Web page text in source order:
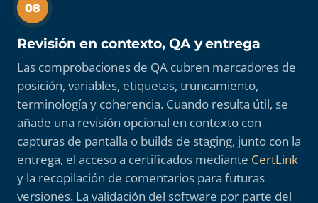
08
Revisión en contexto, QA y entrega
Las comprobaciones de QA cubren marcadores de
posición, variables, etiquetas, truncamiento,
terminología y coherencia. Cuando resulta útil, se
añade una revisión opcional en contexto con
capturas de pantalla o builds de staging, junto con la
entrega, el acceso a certificados mediante CertLink
y la recopilación de comentarios para futuras
versiones. La validación del software por parte del